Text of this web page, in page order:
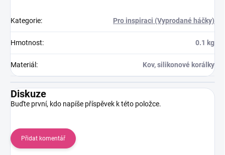
Kategorie: Pro inspiraci (Vyprodané háčky)
Hmotnost: 0.1 kg
Materiál : Kov, silikonové korálky
Diskuze
Buďte první, kdo napíše příspěvek k této položce.
Přidat komentář